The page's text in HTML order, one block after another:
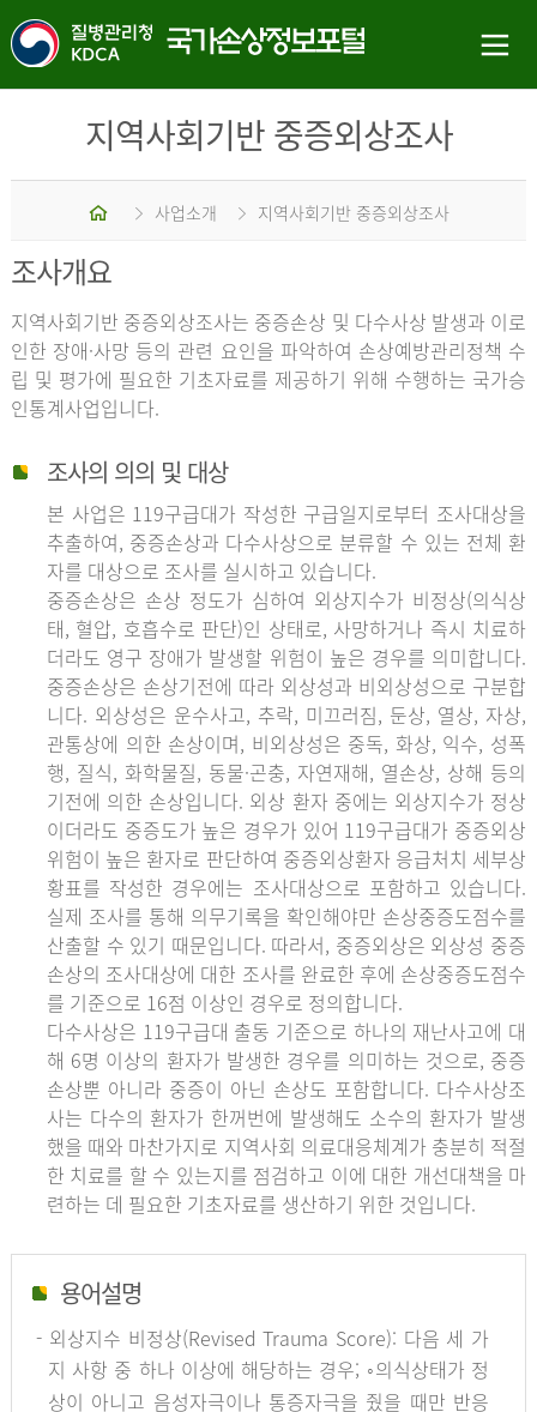
지역사회기반 중증외상조사
홈 사업소개 지역사회기반 중증외상조사
조사개요
지역사회기반 중증외상조사는 중증손상 및 다수사상 발생과 이로
인한 장애·사망 등의 관련 요인을 파악하여 손상예방관리정책 수
립 및 평가에 필요한 기초자료를 제공하기 위해 수행하는 국가승
인통계사업입니다.
조사의 의의 및 대상
본 사업은 119구급대가 작성한 구급일지로부터 조사대상을
추출하여, 중증손상과 다수사상으로 분류할 수 있는 전체 환
자를 대상으로 조사를 실시하고 있습니다.
중증손상은 손상 정도가 심하여 외상지수가 비정상(의식상
태, 혈압, 호흡수로 판단)인 상태로, 사망하거나 즉시 치료하
더라도 영구 장애가 발생할 위험이 높은 경우를 의미합니다.
중증손상은 손상기전에 따라 외상성과 비외상성으로 구분합
니다. 외상성은 운수사고, 추락, 미끄러짐, 둔상, 열상, 자상,
관통상에 의한 손상이며, 비외상성은 중독, 화상, 익수, 성폭
행, 질식, 화학물질, 동물·곤충, 자연재해, 열손상, 상해 등의
기전에 의한 손상입니다. 외상 환자 중에는 외상지수가 정상
이더라도 중증도가 높은 경우가 있어 119구급대가 중증외상
위험이 높은 환자로 판단하여 중증외상환자 응급처치 세부상
황표를 작성한 경우에는 조사대상으로 포함하고 있습니다.
실제 조사를 통해 의무기록을 확인해야만 손상중증도점수를
산출할 수 있기 때문입니다. 따라서, 중증외상은 외상성 중증
손상의 조사대상에 대한 조사를 완료한 후에 손상중증도점수
를 기준으로 16점 이상인 경우로 정의합니다.
다수사상은 119구급대 출동 기준으로 하나의 재난사고에 대
해 6명 이상의 환자가 발생한 경우를 의미하는 것으로, 중증
손상뿐 아니라 중증이 아닌 손상도 포함합니다. 다수사상조
사는 다수의 환자가 한꺼번에 발생해도 소수의 환자가 발생
했을 때와 마찬가지로 지역사회 의료대응체계가 충분히 적절
한 치료를 할 수 있는지를 점검하고 이에 대한 개선대책을 마
련하는 데 필요한 기초자료를 생산하기 위한 것입니다.
용어설명
- 외상지수 비정상(Revised Trauma Score): 다음 세 가
지 사항 중 하나 이상에 해당하는 경우; ◦의식상태가 정
상이 아니고 음성자극이나 통증자극을 줬을 때만 반응